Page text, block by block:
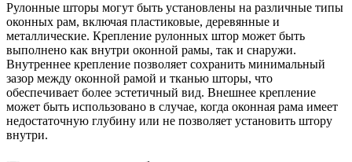
Рулонные шторы могут быть установлены на различные типы
оконных рам, включая пластиковые, деревянные и
металлические. Крепление рулонных штор может быть
выполнено как внутри оконной рамы, так и снаружи.
Внутреннее крепление позволяет сохранить минимальный
зазор между оконной рамой и тканью шторы, что
обеспечивает более эстетичный вид. Внешнее крепление
может быть использовано в случае, когда оконная рама имеет
недостаточную глубину или не позволяет установить штору
внутри.